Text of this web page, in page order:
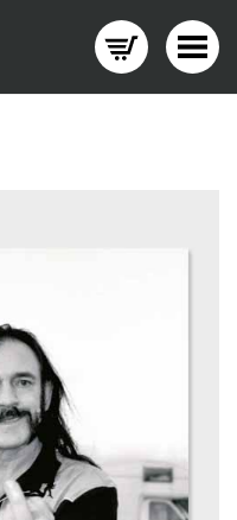
Menü wechseln